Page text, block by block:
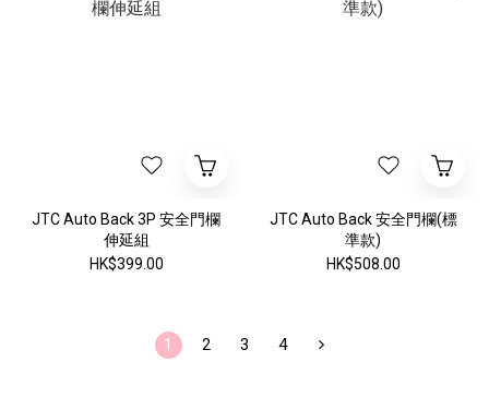
JTC Auto Back 3P 安全門欄
伸延組
HK$399.00
JTC Auto Back 安全門欄(標
準款)
HK$508.00
1 2 3 4